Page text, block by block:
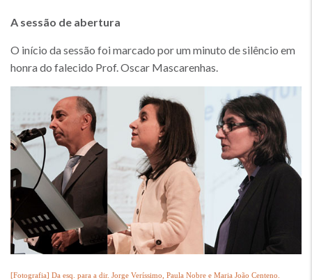
A sessão de abertura
O início da sessão foi marcado por um minuto de silêncio em
honra do falecido Prof. Oscar Mascarenhas.
[Fotografia] Da esq. para a dir. Jorge Veríssimo, Paula Nobre e Maria João Centeno.